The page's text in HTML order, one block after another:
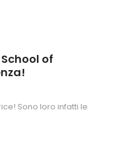
of
Sono loro infatti le